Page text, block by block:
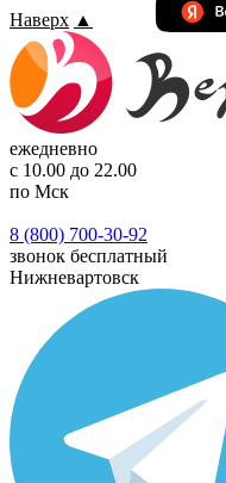
Наверх ▲
ежедневно
с 10.00 до 22.00
по Мск
8 (800) 700-30-92
звонок бесплатный
Нижневартовск